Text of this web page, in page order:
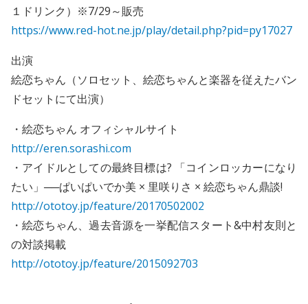
１ドリンク）※7/29～販売
https://www.red-hot.ne.jp/play/detail.php?pid=py17027
出演
絵恋ちゃん（ソロセット、絵恋ちゃんと楽器を従えたバン
ドセットにて出演）
・絵恋ちゃん オフィシャルサイト
http://eren.sorashi.com
・アイドルとしての最終目標は? 「コインロッカーになり
たい」──ぱいぱいでか美 × 里咲りさ × 絵恋ちゃん鼎談!
http://ototoy.jp/feature/20170502002
・絵恋ちゃん、過去音源を一挙配信スタート&中村友則と
の対談掲載
http://ototoy.jp/feature/2015092703